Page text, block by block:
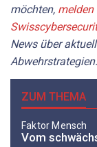
möchten, melden
News über
Abwehrstrategien.
ZUM THEMA
Faktor Mensch
Vom